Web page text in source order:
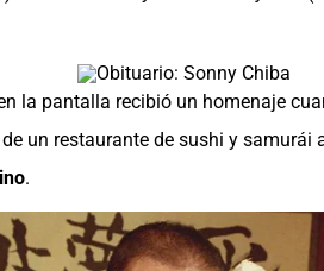
la pantalla recibió un homenaje
un restaurante de sushi y samurái
.